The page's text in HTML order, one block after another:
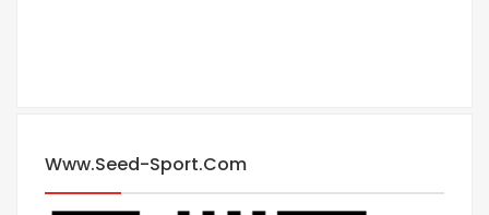
Www.seed-Sport.com